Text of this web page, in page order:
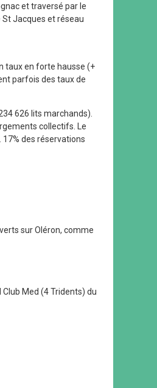
et traversé par le
Jacques et réseau
taux en forte hausse (+
parfois des taux de
626 lits marchands).
collectifs. Le
des réservations
sur Oléron, comme
Med (4 Tridents) du